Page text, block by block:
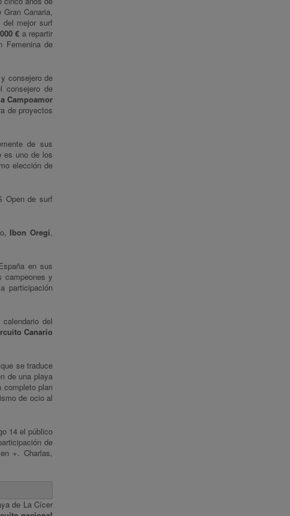
Canaria,
mejor surf
€ a repartir
Femenina de
consejero de
consejero de
Campoamor
de proyectos
de sus
es uno de los
elección de
Open de surf
Ibon Oregi,
en sus
campeones y
participación
del
Canario
se traduce
de una playa
completo plan
de ocio al
14 el público
de
+. Charlas,
de La Cícer